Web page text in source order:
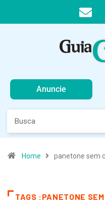
Anuncie
Home panetone sem
TAGS :PANETONE